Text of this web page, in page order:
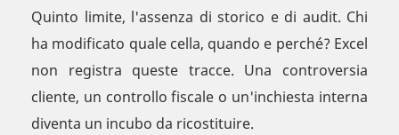
Quinto limite, l'assenza di storico e di audit. Chi
ha modificato quale cella, quando e perché? Excel
non registra queste tracce. Una controversia
cliente, un controllo fiscale o un'inchiesta interna
diventa un incubo da ricostituire.